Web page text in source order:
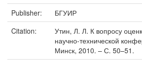
Publisher:
БГУИР
Citation:
Утин, Л. Л. К вопросу
научно-технической
Минск, 2010. – С. 50–51.